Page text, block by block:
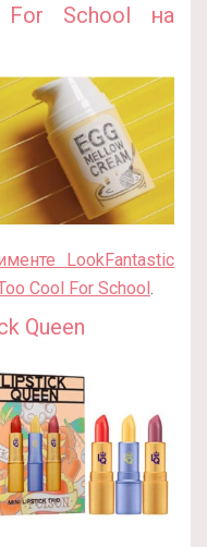
For School на
LookFantastic
Cool For School .
Queen